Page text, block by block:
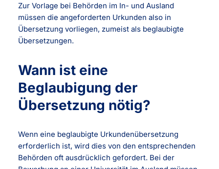
Zur Vorlage bei Behörden im In- und Ausland
müssen die angeforderten Urkunden also in
Übersetzung vorliegen, zumeist als beglaubigte
Übersetzungen.
Wann ist eine
Beglaubigung der
Übersetzung nötig?
Wenn eine beglaubigte Urkundenübersetzung
erforderlich ist, wird dies von den entsprechenden
Behörden oft ausdrücklich gefordert. Bei der